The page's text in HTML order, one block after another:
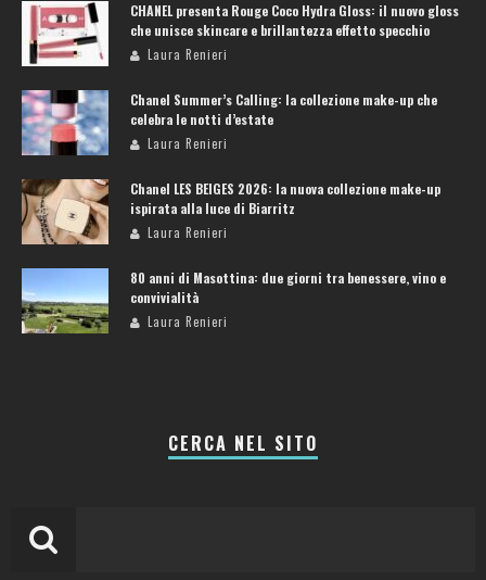
CHANEL presenta Rouge Coco Hydra Gloss: il nuovo gloss
che unisce skincare e brillantezza effetto specchio
Laura Renieri
Chanel Summer’s Calling: la collezione make-up che
celebra le notti d’estate
Laura Renieri
Chanel LES BEIGES 2026: la nuova collezione make-up
ispirata alla luce di Biarritz
Laura Renieri
80 anni di Masottina: due giorni tra benessere, vino e
convivialità
Laura Renieri
CERCA NEL SITO